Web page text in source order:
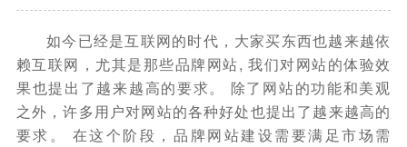
如今已经是互联网的时代，大家买东西也越来越依
赖互联网，尤其是那些品牌网站, 我们对网站的体验效
果也提出了越来越高的要求。 除了网站的功能和美观
之外，许多用户对网站的各种好处也提出了越来越高的
要求。 在这个阶段，品牌网站建设需要满足市场需